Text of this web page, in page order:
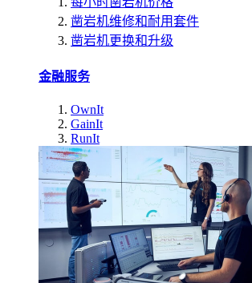
凿岩机维修和耐用套件
凿岩机更换和升级
金融服务
OwnIt
GainIt
RunIt